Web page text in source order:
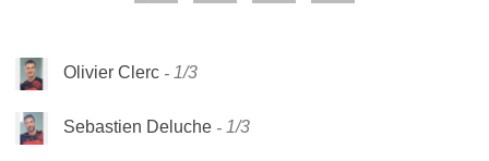
Olivier Clerc 1/3
Sebastien Deluche 1/3